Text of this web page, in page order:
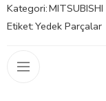
Kategori:MITSUBISHI
Etiket:Yedek Parçalar